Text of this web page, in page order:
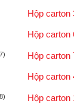
Hộp carton
Hộp carton
Hộp carton
Hộp carton
Hộp carton